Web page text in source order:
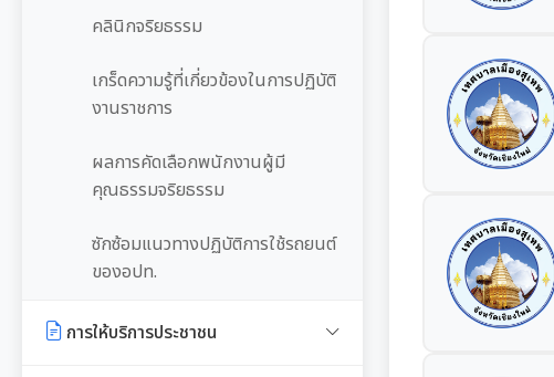
คลินิกจริยธรรม
เกร็ดความรู้ที่เกี่ยวข้องในการปฏิบัติ
งานราชการ
ผลการคัดเลือกพนักงานผู้มี
คุณธรรมจริยธรรม
ซักซ้อมแนวทางปฏิบัติการใช้รถยนต์
ของอปท.
การให้บริการประชาชน